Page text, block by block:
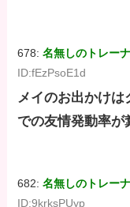
678:名無しのトレー
ID:fEzPsoE1d
メイのお出かけは
での友情発動率が
682:名無しのトレー
ID:9krksPUyp